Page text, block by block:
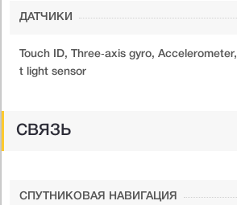
ДАТЧИКИ
Touch ID, Three‐axis gyro,
t light sensor
СВЯЗЬ
СПУТНИКОВАЯ НАВИГАЦИЯ